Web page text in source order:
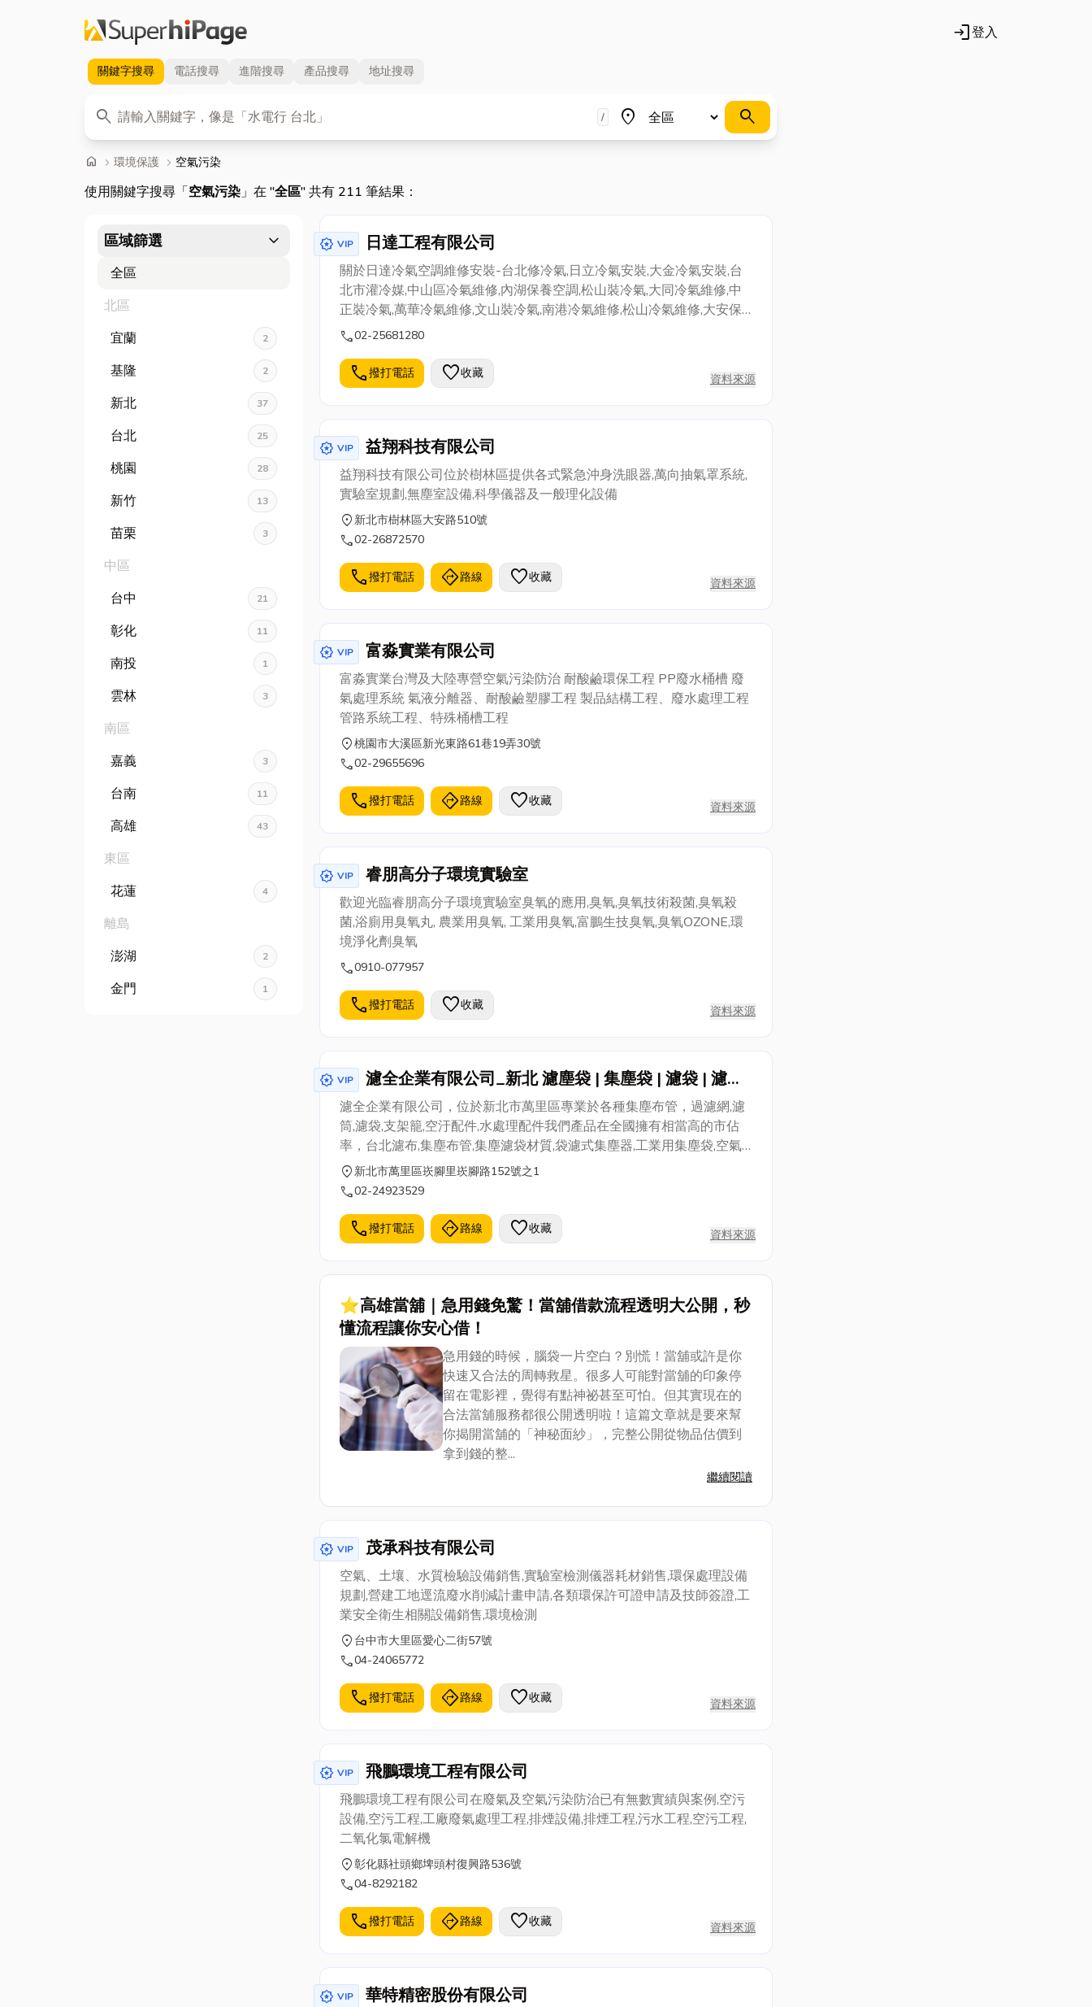
login登入
關鍵字搜尋 電話搜尋 進階搜尋 產品搜尋 地址搜尋
search
關鍵字 / place
地區
search
home 首頁
chevron_right 環境保護 chevron_right 空氣污染
使用關鍵字搜尋「空氣污染」在 "全區" 共有 211 筆結果：
區域篩選 expand_more
全區
北區
宜蘭
2
基隆 2
新北 37
台北 25
桃園 28
新竹 13
苗栗 3
中區
台中
21
彰化 11
南投 1
雲林 3
南區
嘉義
3
台南 11
高雄 43
東區
花蓮
4
離島
澎湖
2
金門 1
award_star VIP 日達工程有限公司
關於日達冷氣空調維修安裝-台北修冷氣,日立冷氣安裝,大金冷氣安裝,台
北市灌冷媒,中山區冷氣維修,內湖保養空調,松山裝冷氣,大同冷氣維修,中
正裝冷氣,萬華冷氣維修,文山裝冷氣,南港冷氣維修,松山冷氣維修,大安保
養空調,信義保養空調,新北市冷氣維修,永和冷氣維修,板橋冷氣維修,新店
窗型冷氣,台北分離式冷氣,台北箱型冷氣,台北冷氣空調買賣,台北冷凍空
調安裝,台北修理,台北保養工程,台北冷氣水塔保養,台北維修保養歡迎來
call02-25681280
call撥打電話 favorite收藏 資料來源
award_star VIP 益翔科技有限公司
益翔科技有限公司位於樹林區提供各式緊急沖身洗眼器,萬向抽氣罩系統,
實驗室規劃,無塵室設備,科學儀器及一般理化設備
location_on新北市樹林區大安路510號
call02-26872570
call撥打電話 directions路線 favorite收藏 資料來源
award_star VIP 富淼實業有限公司
富淼實業台灣及大陸專營空氣污染防治 耐酸鹼環保工程 PP廢水桶槽 廢
氣處理系統 氣液分離器、耐酸鹼塑膠工程 製品結構工程、廢水處理工程
管路系統工程、特殊桶槽工程
location_on桃園市大溪區新光東路61巷19弄30號
call02-29655696
call撥打電話 directions路線 favorite收藏 資料來源
award_star VIP 睿朋高分子環境實驗室
歡迎光臨睿朋高分子環境實驗室臭氧的應用,臭氧,臭氧技術殺菌,臭氧殺
菌,浴廁用臭氧丸, 農業用臭氧, 工業用臭氧,富鵬生技臭氧,臭氧OZONE,環
境淨化劑臭氧
call0910-077957
call撥打電話 favorite收藏 資料來源
award_star VIP
濾全企業有限公司_新北 濾塵袋 | 集塵袋 | 濾袋 | 濾布
| 集塵布管 | 過濾布
濾全企業有限公司，位於新北市萬里區專業於各種集塵布管，過濾網,濾
筒,濾袋,支架籠,空汙配件,水處理配件我們產品在全國擁有相當高的市佔
率，台北濾布,集塵布管,集塵濾袋材質,袋濾式集塵器,工業用集塵袋,空氣
濾袋,集塵機布管, 集塵濾袋材質,工業用集塵袋,集塵布袋,集塵濾管,集塵濾
袋規格,集塵濾布,工業集塵袋,集塵濾芯,台北集塵袋,不織布集塵管，濾全
受許多廠商、客戶、機關的肯定，期盼能在環保領域的發展為台灣盡一
己之力。
location_on新北市萬里區崁腳里崁腳路152號之1
call02-24923529
call撥打電話 directions路線 favorite收藏 資料來源
⭐高雄當舖｜急用錢免驚！當舖借款流程透明大公開，秒
懂流程讓你安心借！
急用錢的時候，腦袋一片空白？別慌！當舖或許是你
快速又合法的周轉救星。很多人可能對當舖的印象停
留在電影裡，覺得有點神祕甚至可怕。但其實現在的
合法當舖服務都很公開透明啦！這篇文章就是要來幫
你揭開當舖的「神秘面紗」，完整公開從物品估價到
拿到錢的整...
繼續閱讀
award_star VIP 茂承科技有限公司
空氣、土壤、水質檢驗設備銷售,實驗室檢測儀器耗材銷售,環保處理設備
規劃,營建工地逕流廢水削減計畫申請,各類環保許可證申請及技師簽證,工
業安全衛生相關設備銷售,環境檢測
location_on 台中市大里區愛心二街57號
call04-24065772
call撥打電話 directions路線 favorite收藏 資料來源
award_star VIP 飛鵬環境工程有限公司
飛鵬環境工程有限公司在廢氣及空氣污染防治已有無數實績與案例,空污
設備,空污工程,工廠廢氣處理工程,排煙設備,排煙工程,污水工程,空污工程,
二氧化氯電解機
location_on彰化縣社頭鄉埤頭村復興路536號
call04-8292182
call撥打電話 directions路線 favorite收藏 資料來源
award_star VIP 華特精密股份有限公司